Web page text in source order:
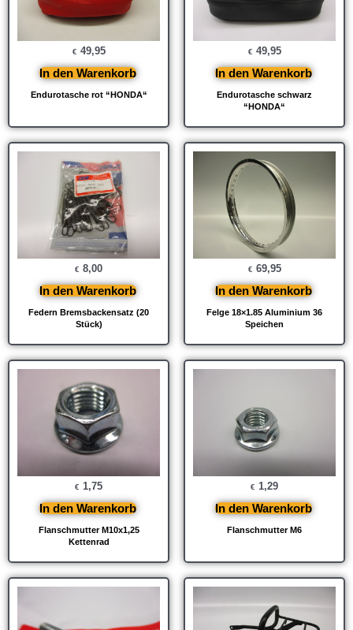
Endurotasche rot “HONDA“
€ 49,95
In den Warenkorb
Endurotasche schwarz
“HONDA“
€ 49,95
In den Warenkorb
Federn Bremsbackensatz (20
Stück)
€ 8,00
In den Warenkorb
Felge 18×1.85 Aluminium 36
Speichen
€ 69,95
In den Warenkorb
Flanschmutter M10x1,25
Kettenrad
€ 1,75
In den Warenkorb
Flanschmutter M6
€ 1,29
In den Warenkorb